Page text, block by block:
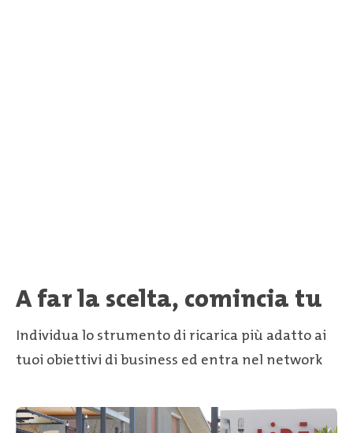
A far la scelta, comincia tu
Individua lo strumento di ricarica più adatto ai
tuoi obiettivi di business ed entra nel network